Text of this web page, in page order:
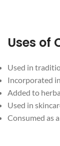
Used in
Incorporated
Added to
Used in
Consumed as